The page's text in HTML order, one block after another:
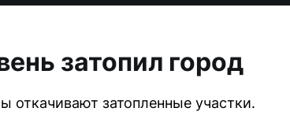
затопил город
откачивают затопленные участки.